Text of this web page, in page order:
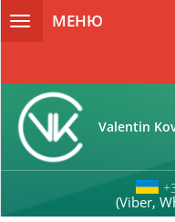
ToggleМЕНЮ
Valentin
(Viber,